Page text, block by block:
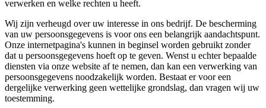
verwerken en welke rechten u heeft.
Wij zijn verheugd over uw interesse in ons bedrijf. De bescherming
van uw persoonsgegevens is voor ons een belangrijk aandachtspunt.
Onze internetpagina's kunnen in beginsel worden gebruikt zonder
dat u persoonsgegevens hoeft op te geven. Wenst u echter bepaalde
diensten via onze website af te nemen, dan kan een verwerking van
persoonsgegevens noodzakelijk worden. Bestaat er voor een
dergelijke verwerking geen wettelijke grondslag, dan vragen wij uw
toestemming.